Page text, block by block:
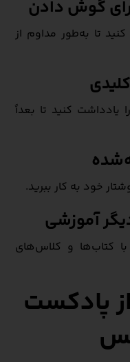
گوش دادن
تا به‌طور مداوم از
کنید تا بعداً
خود به کار ببرید.
آموزشی
با کتاب‌ها و کلاس‌های
پادکست